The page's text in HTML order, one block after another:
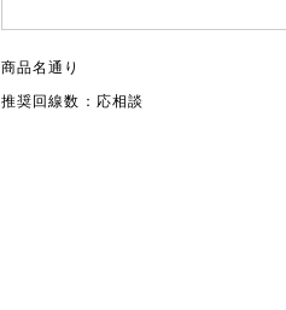
商品名通り
推奨回線数：応相談